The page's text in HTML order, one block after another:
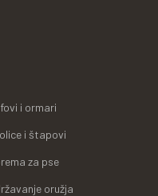
i ormari
i štapovi
za pse
oružja